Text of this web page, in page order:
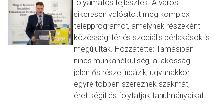
folyamatos fejlesztés. A város
sikeresen valósított meg komplex
telepprogramot, amelynek részeként
közösségi tér és szociális bérlakások is
megújultak. Hozzátette: Tamásiban
nincs munkanélküliség, a lakosság
jelentős része ingázik, ugyanakkor
egyre többen szereznek szakmát,
érettségit és folytatják tanulmányaikat.